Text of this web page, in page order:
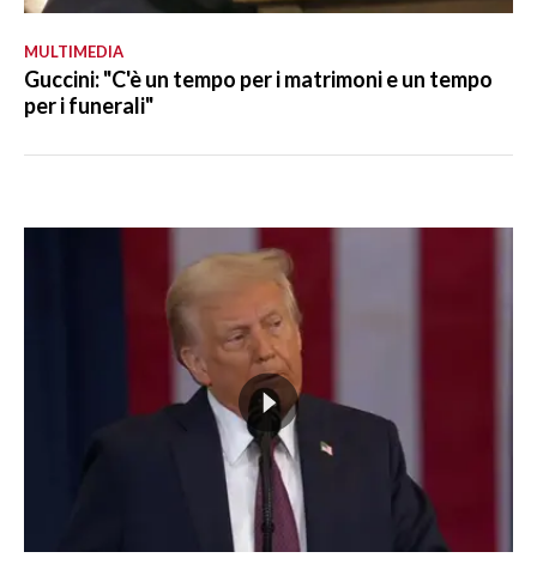
MULTIMEDIA
Guccini: "C'è un tempo per i matrimoni e un tempo
per i funerali"